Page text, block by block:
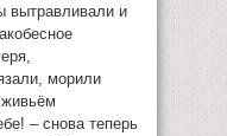
вытравливали и
морили
– снова теперь